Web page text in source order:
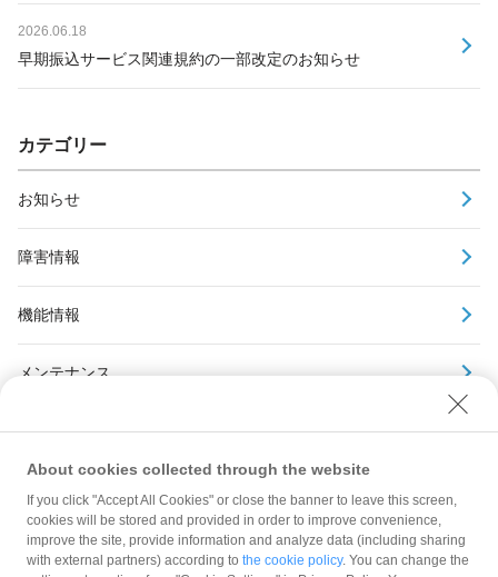
2026.06.18
早期振込サービス関連規約の一部改定のお知らせ
カテゴリー
お知らせ
障害情報
機能情報
メンテナンス
規約
About cookies collected through the website
If you click "Accept All Cookies" or close the banner to leave this screen,
cookies will be stored and provided in order to improve convenience,
improve the site, provide information and analyze data (including sharing
with external partners) according to the cookie policy. You can change the